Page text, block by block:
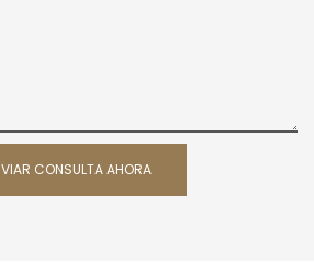
CONSULTA AHORA